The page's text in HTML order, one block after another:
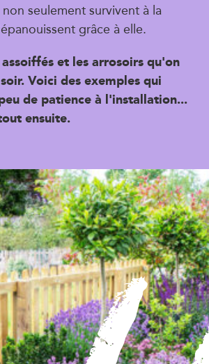
seulement survivent à la
grâce à elle.
et les arrosoirs qu'on
Voici des exemples qui
de patience à l'installation...
ensuite.